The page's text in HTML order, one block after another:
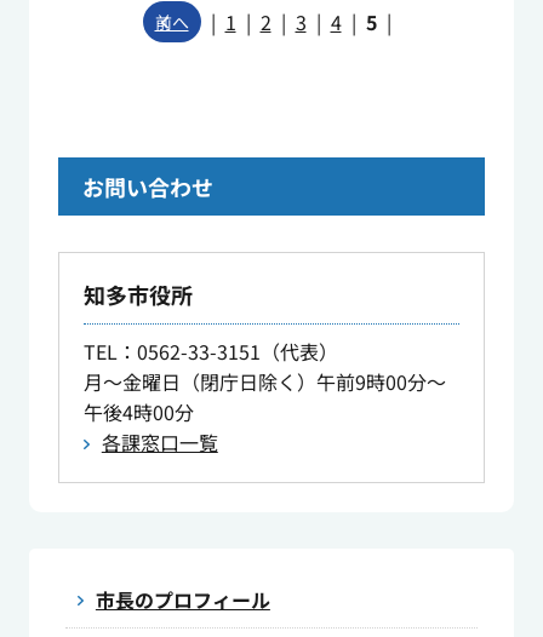
前へ | 1 | 2 | 3 | 4 | 5 |
お問い合わせ
知多市役所
TEL：0562-33-3151（代表）
月～金曜日（閉庁日除く）午前9時00分～
午後4時00分
各課窓口一覧
市長のプロフィール